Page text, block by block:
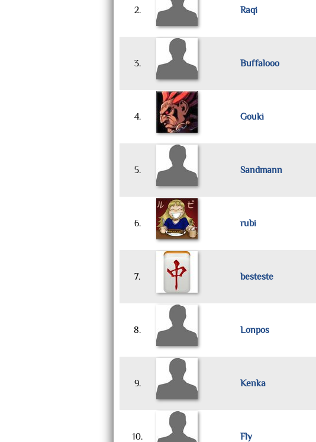
2. Raqi
3. Buffalooo
4. Gouki
5. Sandmann
6. rubi
7. besteste
8. Lonpos
9. Kenka
10. Fly